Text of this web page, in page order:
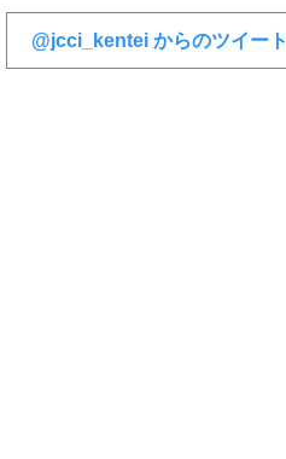
@jcci_kentei からのツイート